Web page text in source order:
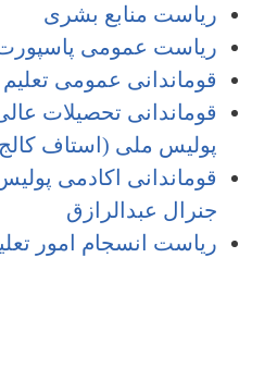
ریاست منابع بشری
ریاست عمومی
قوماندانی عمومی تعلیم
قوماندانی تحصیلات
پولیس ملی (استاف
قوماندانی اکادمی
جنرال عبدالرازق
ریاست انسجام امور